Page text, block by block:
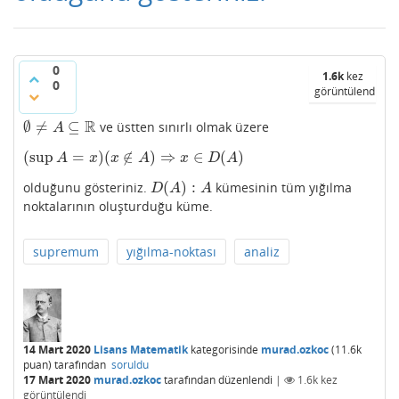
0
0
1.6kkez
görüntülendi
∅ ≠ A ⊆ R
∅ ≠A ⊆R ve üstten sınırlı olmak üzere
(sup A = x)(x ∉ A) ⇒ x ∈ D(A)
( supA=x)( x∉ A)⇒ x∈ D( A)
olduğunu gösteriniz. D(A) : A
D(A):A
kümesinin tüm yığılma
noktalarının oluşturduğu küme.
supremum yığılma-noktası analiz
14 Mart 2020 Lisans Matematikkategorisinde murad.ozkoc(11.6k
puan) tarafından soruldu
17 Mart 2020 murad.ozkoctarafındandüzenlendi | 1.6k kez
görüntülendi